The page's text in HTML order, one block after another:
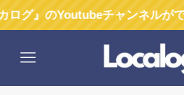
チャンネルができました